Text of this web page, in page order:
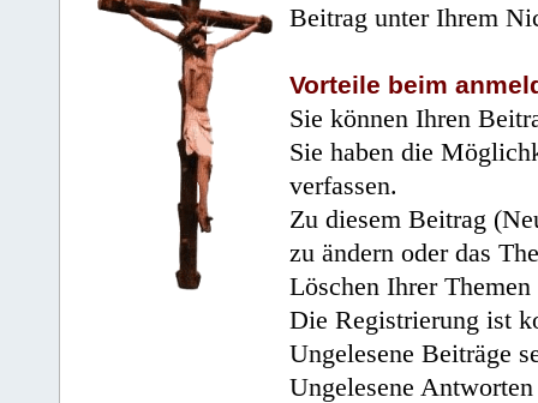
Beitrag unter Ihrem
Vorteile beim
Sie können Ihren
Sie haben die
verfassen.
Zu diesem Beitrag
zu ändern oder das
Löschen Ihrer
Die Registrierung ist
Ungelesene Beiträge
Ungelesene